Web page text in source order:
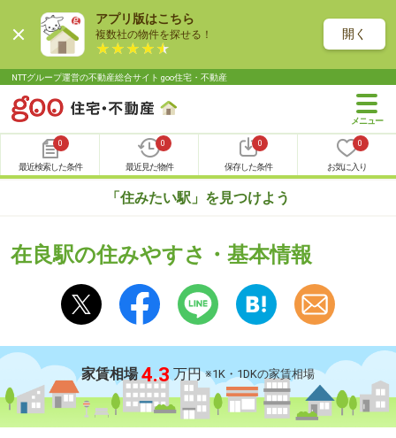
アプリ版はこちら
複数社の物件を探せる！ 開く
NTTグループ運営の不動産総合サイト goo住宅・不動産
0
最近検索した条件
0
最近見た物件
0
保存した条件
0
お気に入り
「住みたい駅」を見つけよう
在良駅の住みやすさ・基本情報
家賃相場 4.3 万円 ※1K・1DKの家賃相場